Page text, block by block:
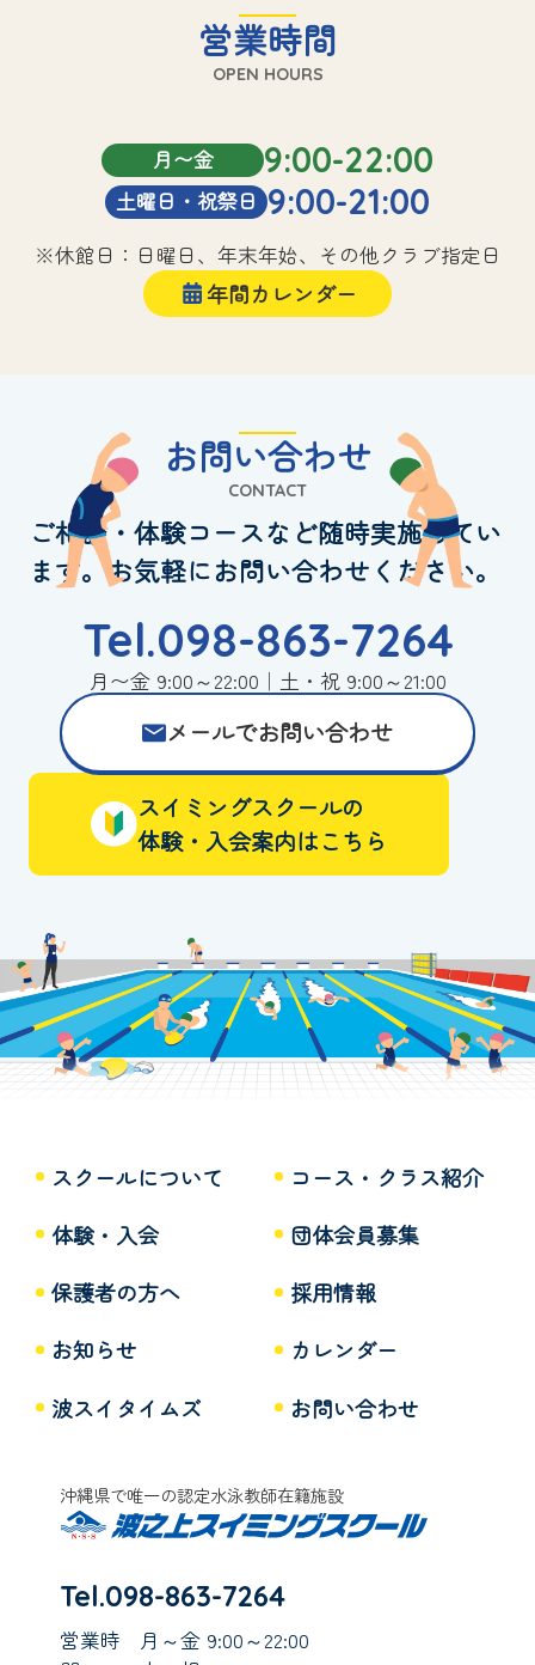
営業時間
OPEN HOURS
月〜金 9:00-22:00
土曜日・祝祭日 9:00-21:00
※休館日：日曜日、年末年始、その他クラブ指定日
年間カレンダー
お問い合わせ
CONTACT
ご相談・体験コースなど随時実施してい
ます。お気軽にお問い合わせください。
Tel.098-863-7264
月〜金 9:00～22:00｜土・祝 9:00～21:00
メールでお問い合わせ
スイミングスクールの
体験・入会案内はこちら
スクールについて
コース・クラス紹介
体験・入会
団体会員募集
保護者の方へ
採用情報
お知らせ
カレンダー
波スイタイムズ
お問い合わせ
沖縄県で唯一の認定水泳教師在籍施設
Tel.098-863-7264
営業時
月～金 9:00～22:00